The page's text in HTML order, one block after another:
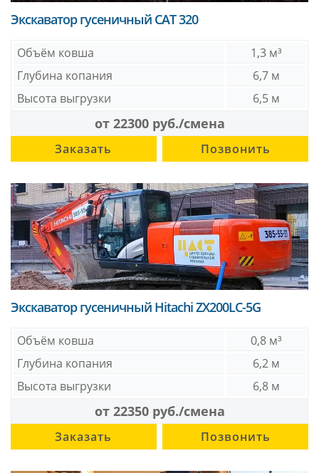
Экскаватор гусеничный CAT 320
Объём ковша
1,3 м³
Глубина копания
6,7 м
Высота выгрузки
6,5 м
от 22300 руб./смена
Заказать Позвонить
Экскаватор гусеничный Hitachi ZX200LC-5G
Объём ковша
0,8 м³
Глубина копания
6,2 м
Высота выгрузки
6,8 м
от 22350 руб./смена
Заказать Позвонить